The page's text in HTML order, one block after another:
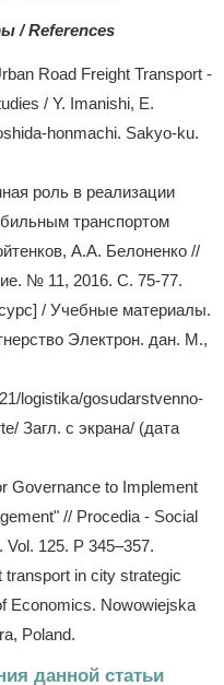
/ References
Road Freight Transport -
/ Y. Imanishi, E.
honmachi. Sakyo-ku.
роль в реализации
транспортом
А.А. Белоненко //
№ 11, 2016. С. 75-77.
/ Учебные материалы.
Электрон. дан. М.,
logistika/gosudarstvenno-
Загл. с экрана/ (дата
Governance to Implement
// Procedia - Social
125. Р 345–357.
transport in city strategic
Economics. Nowowiejska
Poland.
данной статьи